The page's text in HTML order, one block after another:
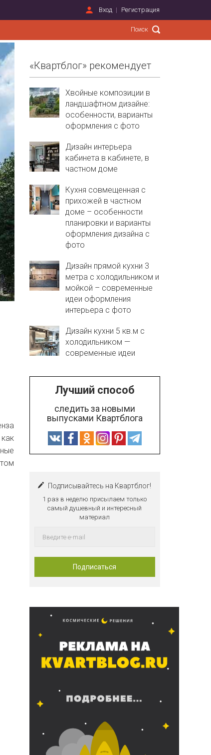
Вход Регистрация
«Квартблог» рекомендует
Хвойные композиции в
ландшафтном дизайне:
особенности, варианты
оформления с фото
Дизайн интерьера
кабинета в кабинете, в
частном доме
Кухня совмещенная с
прихожей в частном
доме – особенности
планировки и варианты
оформления дизайна с
фото
Дизайн прямой кухни 3
метра с холодильником и
мойкой – современные
идеи оформления
интерьера с фото
Дизайн кухни 5 кв.м с
холодильником —
современные идеи
Лучший способ
следить за новыми
выпусками Квартблога
Подписывайтесь на Квартблог!
1 раз в неделю присылаем только
самый душевный и интересный
материал